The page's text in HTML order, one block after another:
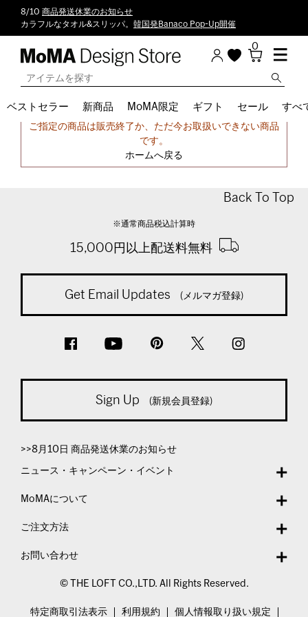
8/10 商品発送休業のお知らせ
カラフルなタオル&スリッパ。 韓国発Banaco Pop-Up開催
0
ベストセラー 新商品 MoMA限定 ギフト セール すべ
申し訳ございません。
ご指定の商品は販売終了か、ただ今お取扱いできない商品
です。
ホームへ戻る
Back To Top
※通常商品税込計算時
15,000円以上配送料無料
Get Email Updates (メルマガ登録)
Sign Up (新規会員登録)
>>8月10日 商品発送休業のお知らせ
ニュース・キャンペーン・イベント
MoMAについて
ご注文方法
お問い合わせ
© THE LOFT CO.,LTD. All Rights Reserved.
特定商取引法表示 利用規約 個人情報取り扱い規定